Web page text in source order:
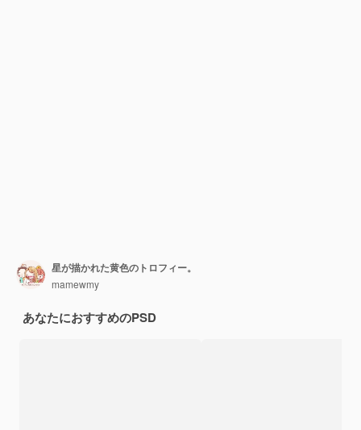
星が描かれた黄色のトロフィー。
mamewmy
あなたにおすすめのPSD